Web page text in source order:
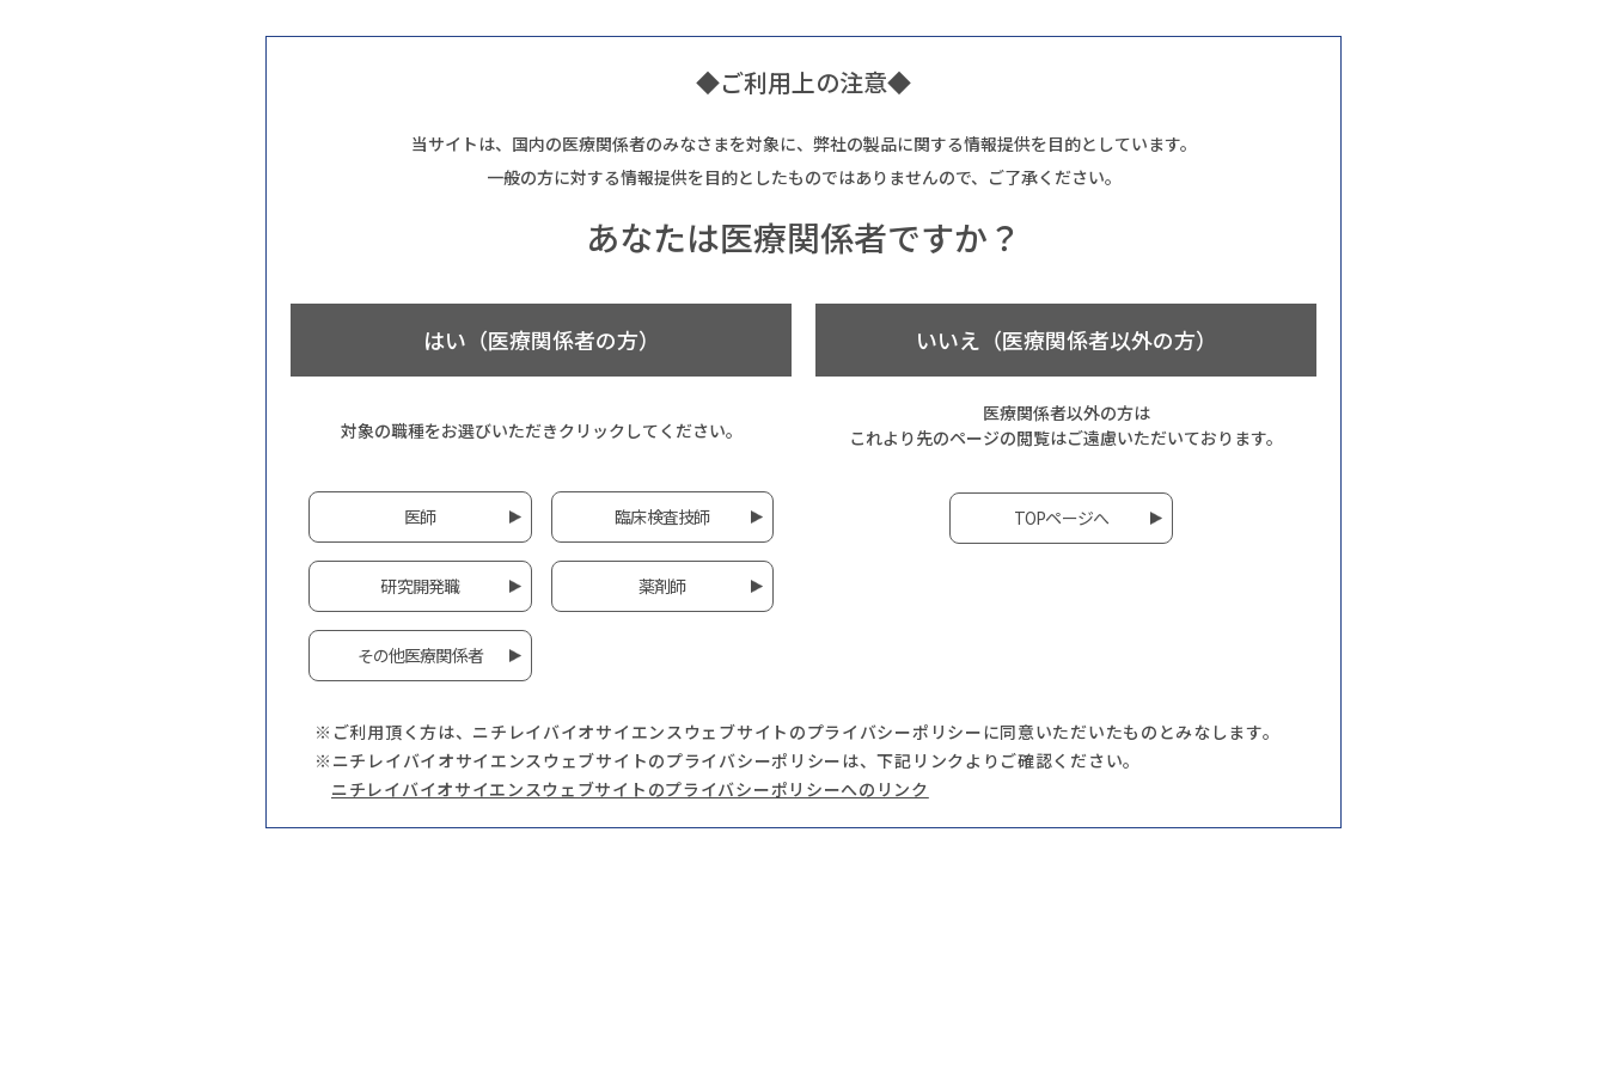
◆ご利用上の注意◆
当サイトは、国内の医療関係者のみなさまを対象に、弊社の製品に関する情報提供を目的としています。
一般の方に対する情報提供を目的としたものではありませんので、ご了承ください。
あなたは医療関係者ですか？
はい（医療関係者の方）
対象の職種をお選びいただきクリックしてください。
医師 臨床検査技師
研究開発職 薬剤師
その他医療関係者
いいえ（医療関係者以外の方）
医療関係者以外の方は
これより先のページの閲覧はご遠慮いただいております。
TOPページへ
※ご利用頂く方は、ニチレイバイオサイエンスウェブサイトのプライバシーポリシーに同意いただいたものとみなします。
※ニチレイバイオサイエンスウェブサイトのプライバシーポリシーは、下記リンクよりご確認ください。
ニチレイバイオサイエンスウェブサイトのプライバシーポリシーへのリンク